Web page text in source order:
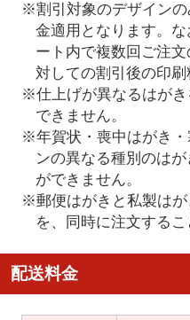
※割引対象のデザイン
金適用となります。
ート内で複数回ご注
対しての割引後の印刷
※仕上げが異なるはが
できません。
※年賀状・喪中はがき・
ンの異なる種別のは
ができません。
※郵便はがきと私製はが
を、同時に注文するこ
配送料金